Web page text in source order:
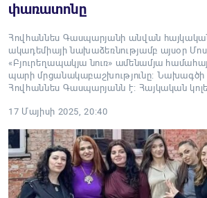
փառատոնը
Հովհաննես Գասպարյանի անվան
ակադեմիայի նախաձեռնությամբ այսօր
«Բյուրեղապակյա նուռ» ամենամյա
պարի մրցանակաբաշխությունը: Նախագծի
Հովհաննես Գասպարյանն է: Հայկական
17 Մայիսի 2025, 20:40